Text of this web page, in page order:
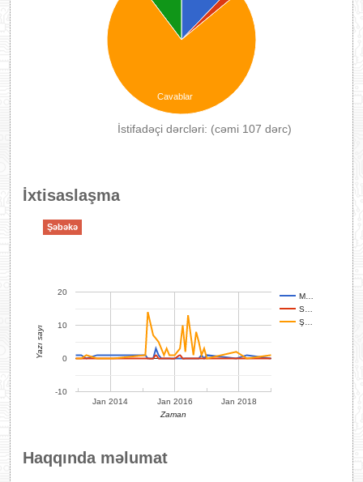
Cavablar
İstifadəçi dərcləri: (cəmi 107 dərc)
İxtisaslaşma
Şəbəkə
M…
S…
Ş…
Jan 2014 Jan 2016 Jan 2018
-10
0
10
20
Zaman
Yazı sayı
Haqqında məlumat